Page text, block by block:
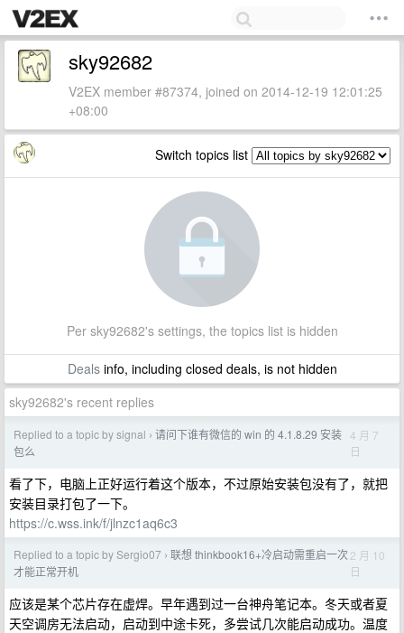
sky92682
V2EX member #87374, joined on 2014-12-19 12:01:25
+08:00
Switch topics list
Per sky92682's settings, the topics list is hidden
Dealsinfo, including closed deals, is not hidden
sky92682's recent replies
Replied to a topic by signal › 请问下谁有微信的 win 的 4.1.8.29 安装
包么
4 月 7
日
看了下，电脑上正好运行着这个版本，不过原始安装包没有了，就把
安装目录打包了一下。
https://c.wss.ink/f/jlnzc1aq6c3
Replied to a topic by Sergio07 › 联想 thinkbook16+冷启动需重启一次
才能正常开机
2 月 10
日
应该是某个芯片存在虚焊。早年遇到过一台神舟笔记本。冬天或者夏
天空调房无法启动，启动到中途卡死，多尝试几次能启动成功。温度